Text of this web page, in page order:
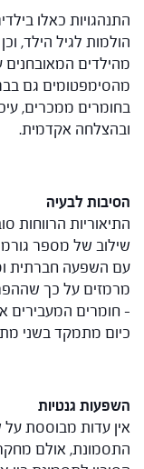
התנהגויות כאלו
מהילדים
מהסימפטומים גם
בחומרים ממכרים,
ובהצלחה אקדמית.
הסיבות לבעיה
שילוב של מספר
עם השפעה חברתית
מרמזים על כך
– חומרים המעבירים
כיום מתמקד בשני
השפעות גנטיות
אין עדות מבוססת על
התסמונת, אולם